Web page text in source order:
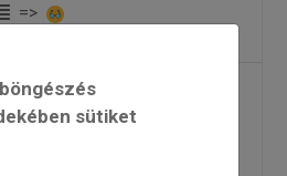
=>
o’ Duxo
sütiket